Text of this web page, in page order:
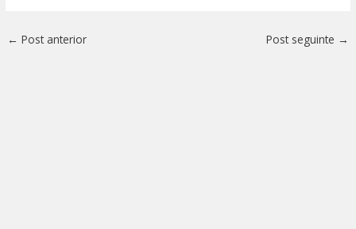
← Post anterior Post seguinte →